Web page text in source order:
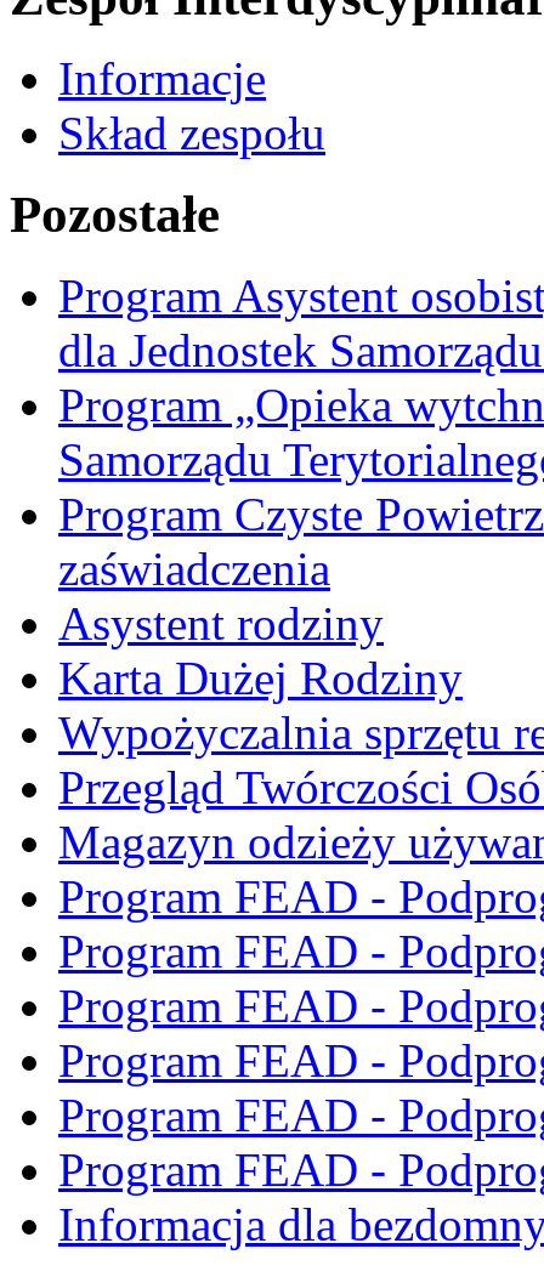
Informacje
Skład zespołu
Pozostałe
Program Asystent
dla Jednostek
Program „Opieka
Samorządu
Program Czyste
zaświadczenia
Asystent rodziny
Karta Dużej Rodziny
Wypożyczalnia sprzętu
Przegląd Twórczości
Magazyn odzieży
Program FEAD -
Program FEAD -
Program FEAD -
Program FEAD -
Program FEAD -
Program FEAD -
Informacja dla